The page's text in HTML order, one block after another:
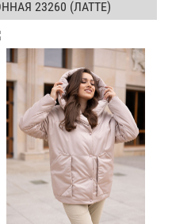
23260 (ЛАТТЕ)